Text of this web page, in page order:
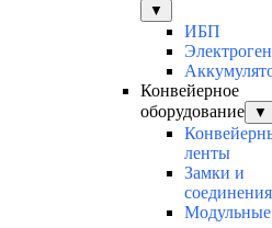
▼
ИБП
Конвейерное
оборудование
▼
ленты
Замки и
соединения
Модульные